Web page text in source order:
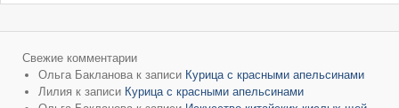
Свежие комментарии
Ольга Бакланова к записи Курица с красными апельсинами
Лилия к записи Курица с красными апельсинами